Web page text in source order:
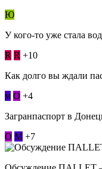
Ю
У кого-то уже стала
R R +10
Как долго вы ждали
м О +4
Загранпаспорт в
О М +7